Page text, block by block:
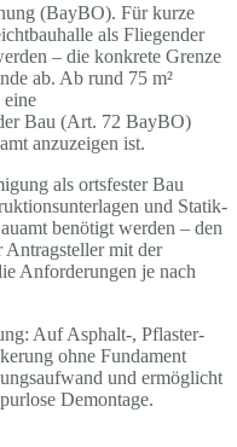
(BayBO). Für kurze
als Fliegender
– die konkrete Grenze
ab. Ab rund 75 m²
Bau (Art. 72 BayBO)
anzuzeigen ist.
als ortsfester Bau
und Statik-
benötigt werden – den
Antragsteller mit der
Anforderungen je nach
Auf Asphalt-, Pflaster-
ohne Fundament
und ermöglicht
Demontage.